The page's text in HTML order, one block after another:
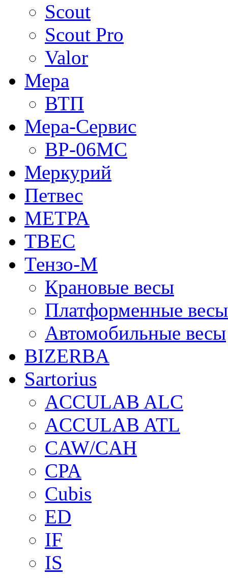
Scout
Scout Pro
Valor
Мера
ВТП
Мера-Сервис
ВР-06МС
Меркурий
Петвес
МЕТРА
ТВЕС
Тензо-М
Крановые весы
Платформенные весы
Автомобильные весы
BIZERBA
Sartorius
ACCULAB ALC
ACCULAB ATL
CAW/CAH
CPA
Cubis
ED
IF
IS